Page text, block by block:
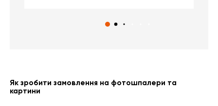
Як зробити замовлення на фотошпалери та
картини